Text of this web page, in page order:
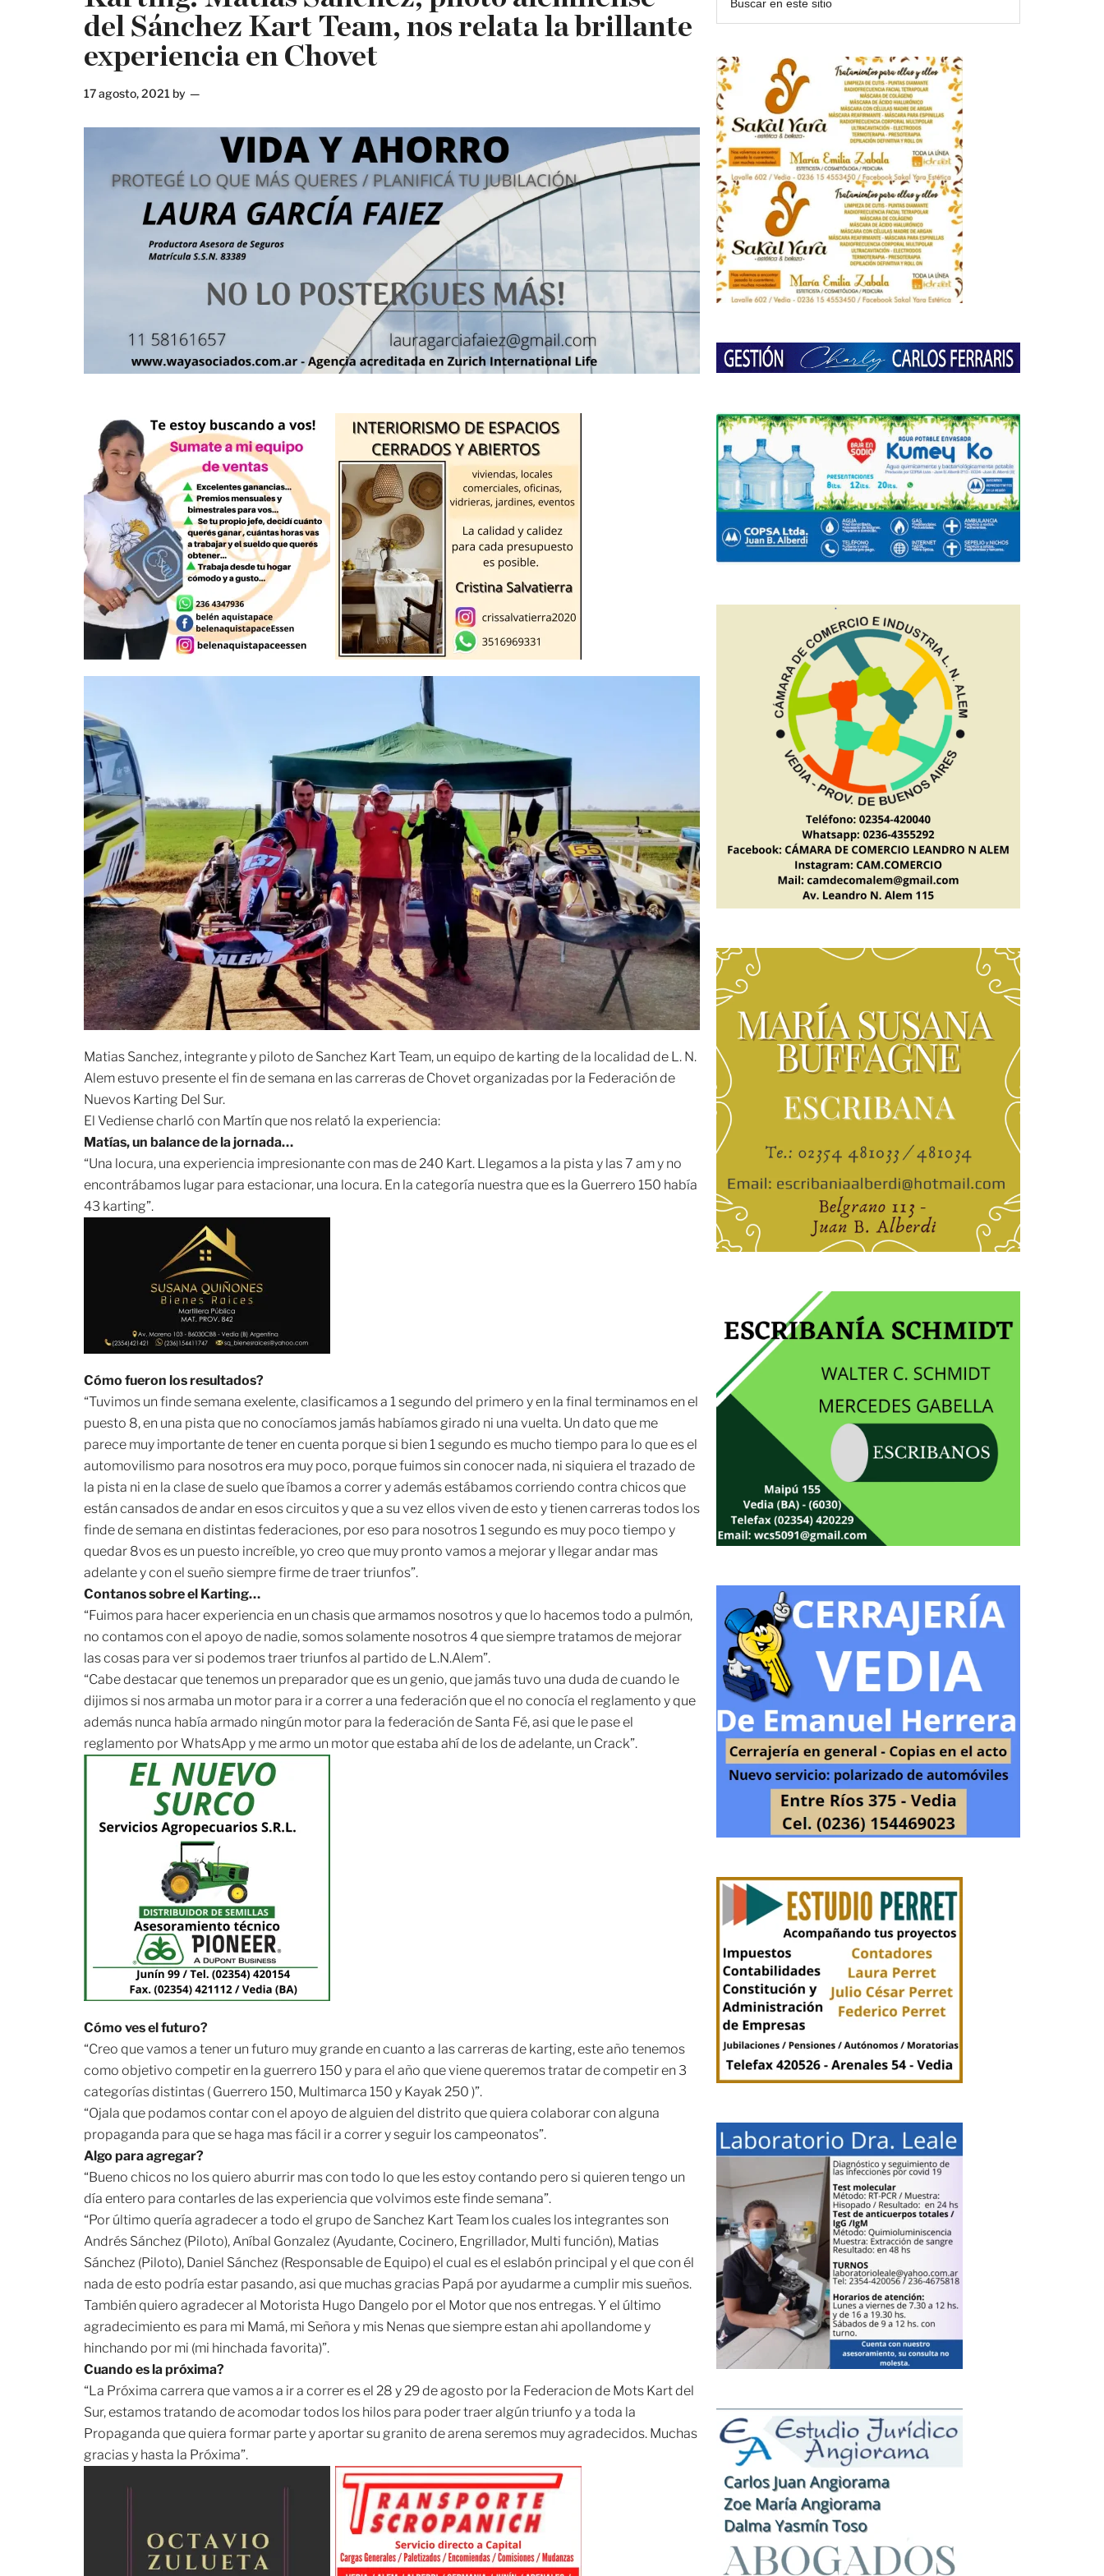
del Sánchez Kart Team, nos relata la brillante
experiencia en Chovet
17 agosto, 2021 by
Matias Sanchez, integrante y piloto de Sanchez Kart Team, un equipo de karting de la localidad de L. N.
Alem estuvo presente el fin de semana en las carreras de Chovet organizadas por la Federación de
Nuevos Karting Del Sur.
El Vediense charló con Martín que nos relató la experiencia:
Matías, un balance de la jornada…
“Una locura, una experiencia impresionante con mas de 240 Kart. Llegamos a la pista y las 7 am y no
encontrábamos lugar para estacionar, una locura. En la categoría nuestra que es la Guerrero 150 había
43 karting”.
Cómo fueron los resultados?
“Tuvimos un finde semana exelente, clasificamos a 1 segundo del primero y en la final terminamos en el
puesto 8, en una pista que no conocíamos jamás habíamos girado ni una vuelta. Un dato que me
parece muy importante de tener en cuenta porque si bien 1 segundo es mucho tiempo para lo que es el
automovilismo para nosotros era muy poco, porque fuimos sin conocer nada, ni siquiera el trazado de
la pista ni en la clase de suelo que íbamos a correr y además estábamos corriendo contra chicos que
están cansados de andar en esos circuitos y que a su vez ellos viven de esto y tienen carreras todos los
finde de semana en distintas federaciones, por eso para nosotros 1 segundo es muy poco tiempo y
quedar 8vos es un puesto increíble, yo creo que muy pronto vamos a mejorar y llegar andar mas
adelante y con el sueño siempre firme de traer triunfos”.
Contanos sobre el Karting…
“Fuimos para hacer experiencia en un chasis que armamos nosotros y que lo hacemos todo a pulmón,
no contamos con el apoyo de nadie, somos solamente nosotros 4 que siempre tratamos de mejorar
las cosas para ver si podemos traer triunfos al partido de L.N.Alem”.
“Cabe destacar que tenemos un preparador que es un genio, que jamás tuvo una duda de cuando le
dijimos si nos armaba un motor para ir a correr a una federación que el no conocía el reglamento y que
además nunca había armado ningún motor para la federación de Santa Fé, asi que le pase el
reglamento por WhatsApp y me armo un motor que estaba ahí de los de adelante, un Crack”.
Cómo ves el futuro?
“Creo que vamos a tener un futuro muy grande en cuanto a las carreras de karting, este año tenemos
como objetivo competir en la guerrero 150 y para el año que viene queremos tratar de competir en 3
categorías distintas ( Guerrero 150, Multimarca 150 y Kayak 250 )”.
“Ojala que podamos contar con el apoyo de alguien del distrito que quiera colaborar con alguna
propaganda para que se haga mas fácil ir a correr y seguir los campeonatos”.
Algo para agregar?
“Bueno chicos no los quiero aburrir mas con todo lo que les estoy contando pero si quieren tengo un
día entero para contarles de las experiencia que volvimos este finde semana”.
“Por último quería agradecer a todo el grupo de Sanchez Kart Team los cuales los integrantes son
Andrés Sánchez (Piloto), Aníbal Gonzalez (Ayudante, Cocinero, Engrillador, Multi función), Matias
Sánchez (Piloto), Daniel Sánchez (Responsable de Equipo) el cual es el eslabón principal y el que con él
nada de esto podría estar pasando, asi que muchas gracias Papá por ayudarme a cumplir mis sueños.
También quiero agradecer al Motorista Hugo Dangelo por el Motor que nos entregas. Y el último
agradecimiento es para mi Mamá, mi Señora y mis Nenas que siempre estan ahi apollandome y
hinchando por mi (mi hinchada favorita)”.
Cuando es la próxima?
“La Próxima carrera que vamos a ir a correr es el 28 y 29 de agosto por la Federacion de Mots Kart del
Sur, estamos tratando de acomodar todos los hilos para poder traer algún triunfo y a toda la
Propaganda que quiera formar parte y aportar su granito de arena seremos muy agradecidos. Muchas
gracias y hasta la Próxima”.